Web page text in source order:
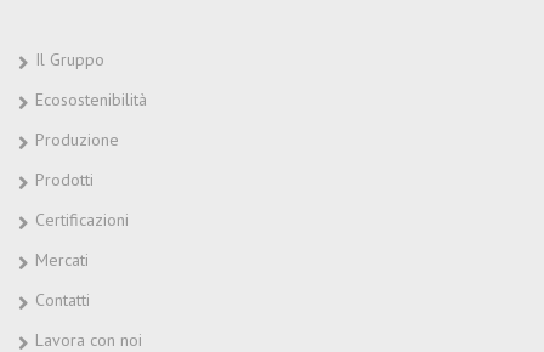
Il Gruppo
Ecosostenibilità
Produzione
Prodotti
Certificazioni
Mercati
Contatti
Lavora con noi